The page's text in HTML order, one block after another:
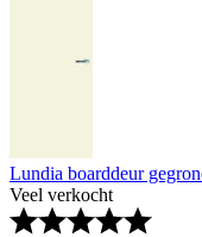
Lundia boarddeur
Veel verkocht